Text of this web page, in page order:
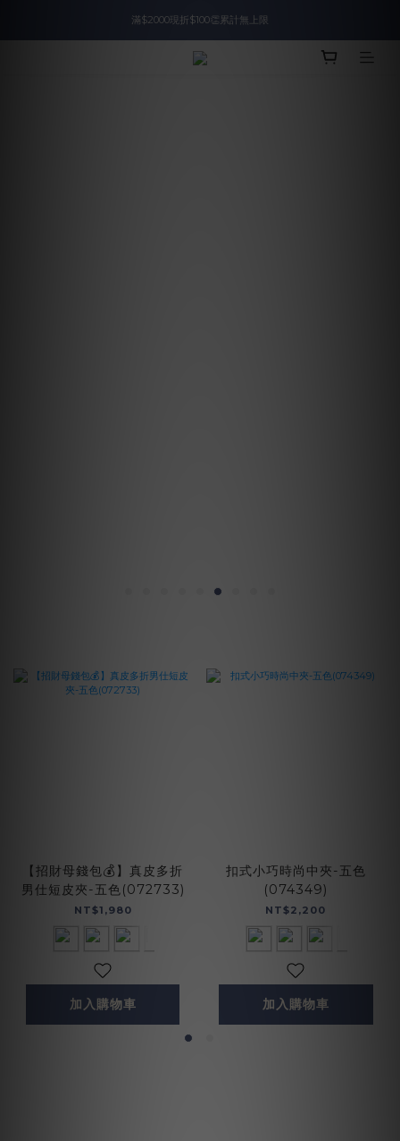
入會即領$888購物金🙌
滿$2000現折$100👏累計無上限
入會即領$888購物金🙌
【招財母錢包💰】真皮多折
男仕短皮夾-五色(072733)
NT$1,980
加入購物車
扣式小巧時尚中夾-五色
(074349)
NT$2,200
加入購物車